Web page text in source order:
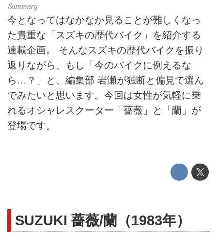
今となってはなかなか見ることが難しくなっ
た貴重な「スズキの歴代バイク」を紹介する
連載企画。 そんなスズキの歴代バイクを振り
返りながら、もし「今のバイクに例えるな
ら…？」と、編集部 岩瀬が独断と偏見で選ん
でみたいと思います。今回は女性が気軽に乗
れるオシャレスクーター「薔薇」と「蘭」が
登場です。
SUZUKI 薔薇/蘭（1983年）